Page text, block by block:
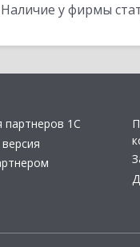
Наличие у фирмы
партнеров 1С